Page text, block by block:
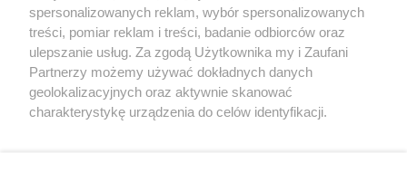
Żaden utwór zamieszczony w serwisie nie może być powielany i
rozpowszechniany lub dalej rozpowszechniany w jakikolwiek sposób (w tym
spersonalizowanych reklam, wybór spersonalizowanych
treści, pomiar reklam i treści, badanie odbiorców oraz
ulepszanie usług. Za zgodą Użytkownika my i Zaufani
Partnerzy możemy używać dokładnych danych
geolokalizacyjnych oraz aktywnie skanować
charakterystykę urządzenia do celów identyfikacji.